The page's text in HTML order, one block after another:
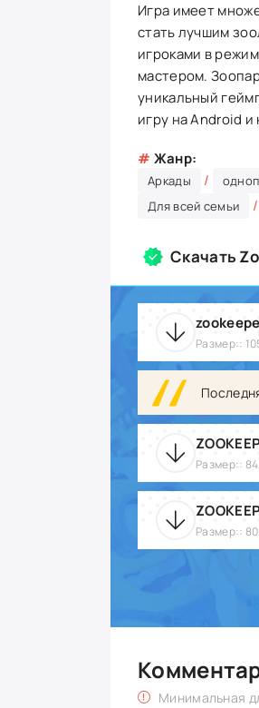
Игра имеет
стать лучшим
игроками в
мастером.
уникальный
игру на Android
# Жанр:
Аркады /
Для всей семьи /
Скачать
Размер::
Размер::
Размер::
Минимальная